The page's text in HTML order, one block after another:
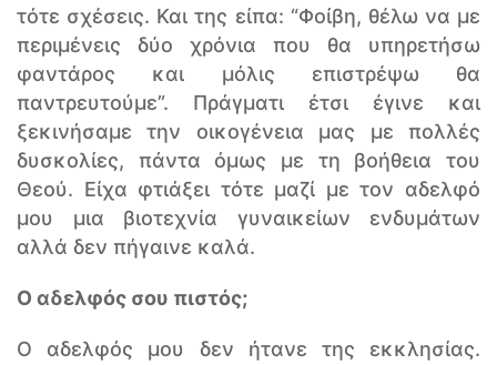
τότε σχέσεις. Και της είπα: “Φοίβη, θέλω να με
περιμένεις δύο χρόνια που θα υπηρετήσω
φαντάρος και μόλις επιστρέψω θα
παντρευτούμε”. Πράγματι έτσι έγινε και
ξεκινήσαμε την οικογένεια μας με πολλές
δυσκολίες, πάντα όμως με τη βοήθεια του
Θεού. Είχα φτιάξει τότε μαζί με τον αδελφό
μου μια βιοτεχνία γυναικείων ενδυμάτων
αλλά δεν πήγαινε καλά.
Ο αδελφός σου πιστός;
Ο αδελφός μου δεν ήτανε της εκκλησίας.